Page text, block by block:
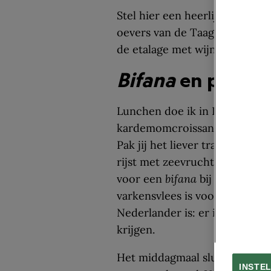
Stel hier een heerlijke
oevers van de Taag – of
de etalage met wijn en
Bifanaen pastel
Lunchen doe ik in Lissabon
kardemomcroissant van het
Pak jij het liever traditioneler
rijst met zeevruchten en
voor een bifana bij
varkensvlees is voor de
Nederlander is: er is hier zelfs
krijgen.
Het middagmaal sluit je in